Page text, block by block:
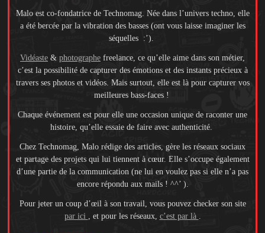
Malo est co-fondatrice de Technomag. Née dans l’univers techno, elle
a été bercée par la vibration des basses (ont vous laisse imaginer les
séquelles :’).
Vidéaste & photographe freelance, ce qu’elle aime dans son métier,
c’est la possibilité de capturer des émotions et des instants précieux à
travers ses photos et vidéos. Mais surtout, elle est là pour capturer vos
meilleures bass-faces !
Chaque événement est pour elle une occasion unique de raconter une
histoire, qu’elle essaie de faire avec authenticité.
Chez Technomag, Malo rédige des articles, gère les réseaux sociaux
et partage des projets qui lui tiennent à cœur. Elle s’occupe également
d’une partie de la communication (ne lui en voulez pas si elle n’a pas
encore répondu aux mails ! ^^’ ).
Pour jeter un coup d’œil à son travail, vous pouvez checker son site
par ici
, et pour les réseaux, c’est par là